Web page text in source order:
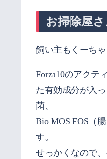
お掃除屋
飼い主もくーち
Forza10のアクテ
た有効成分が入
菌、
Bio MOS FOS（
す。
せっかくなので